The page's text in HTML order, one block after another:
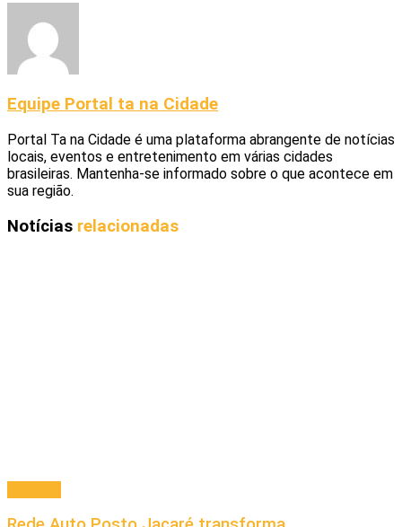
Equipe Portal ta na Cidade
Portal Ta na Cidade é uma plataforma abrangente de notícias
locais, eventos e entretenimento em várias cidades
brasileiras. Mantenha-se informado sobre o que acontece em
sua região.
Notícias relacionadas